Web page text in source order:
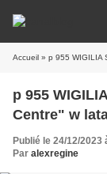
Accueil » p 955 WIGILIA
p 955
Centre" w
Publié le 24/12/2023
Par alexregine